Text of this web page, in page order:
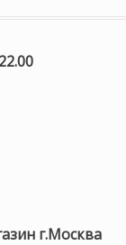
г.Москва